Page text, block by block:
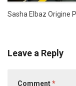
Sasha Elbaz Origine
Leave a Reply
Comment*